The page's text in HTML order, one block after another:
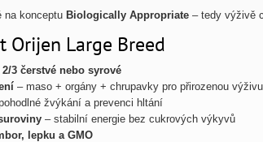
na konceptu Biologically Appropriate – tedy výživě
Orijen Large Breed
2/3 čerstvé nebo syrové
– maso + orgány + chrupavky pro přirozenou
žvýkání a prevenci hltání
– stabilní energie bez cukrových výkyvů
lepku a GMO